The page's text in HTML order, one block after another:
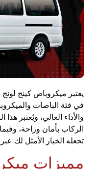
يعتبر ميكروباص كينج
في فئة الباصات
والأداء العالي، ويُعتبر
الركاب بأمان وراحة،
تجعله الخيار الأمثل لك
مميزات